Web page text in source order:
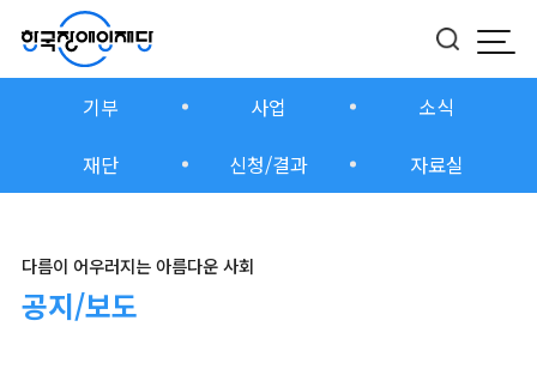
모
버튼
기부 사업
소식
재단
신청/결과 자료실
다름이 어우러지는 아름다운 사회
공지/보도